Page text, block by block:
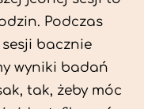
Podczas
bacznie
wyniki badań
tak, żeby móc